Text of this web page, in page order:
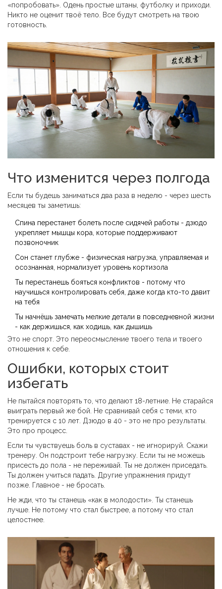
«попробовать». Одень простые штаны, футболку и приходи.
Никто не оценит твоё тело. Все будут смотреть на твою
готовность.
Что изменится через полгода
Если ты будешь заниматься два раза в неделю - через шесть
месяцев ты заметишь:
Спина перестанет болеть после сидячей работы - дзюдо
укрепляет мышцы кора, которые поддерживают
позвоночник
Сон станет глубже - физическая нагрузка, управляемая и
осознанная, нормализует уровень кортизола
Ты перестанешь бояться конфликтов - потому что
научишься контролировать себя, даже когда кто-то давит
на тебя
Ты начнёшь замечать мелкие детали в повседневной жизни
- как держишься, как ходишь, как дышишь
Это не спорт. Это переосмысление твоего тела и твоего
отношения к себе.
Ошибки, которых стоит
избегать
Не пытайся повторять то, что делают 18-летние. Не старайся
выиграть первый же бой. Не сравнивай себя с теми, кто
тренируется с 10 лет. Дзюдо в 40 - это не про результаты.
Это про процесс.
Если ты чувствуешь боль в суставах - не игнорируй. Скажи
тренеру. Он подстроит тебе нагрузку. Если ты не можешь
присесть до пола - не переживай. Ты не должен приседать.
Ты должен учиться падать. Другие упражнения придут
позже. Главное - не бросать.
Не жди, что ты станешь «как в молодости». Ты станешь
лучше. Не потому что стал быстрее, а потому что стал
целостнее.